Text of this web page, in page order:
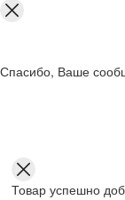
Спасибо, Ваше
Товар успешно